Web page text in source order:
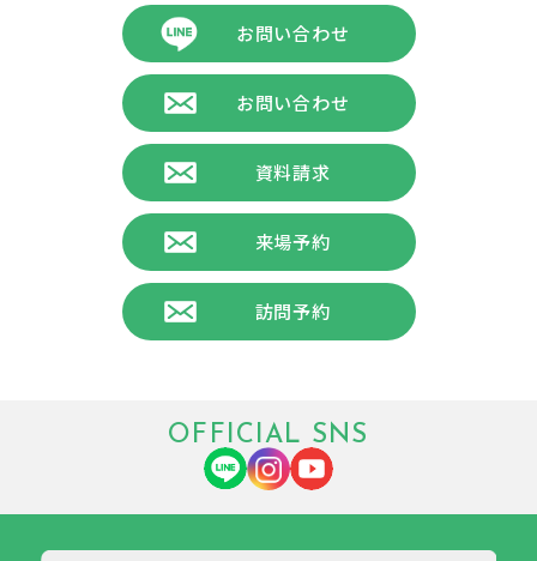
お問い合わせ
お問い合わせ
資料請求
来場予約
訪問予約
OFFICIAL SNS